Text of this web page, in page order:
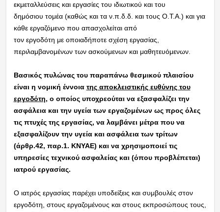
εκμεταλλεύσεις και εργασίες του ιδιωτικού και του
δημόσιου τομέα (καθώς και τα ν.π.δ.δ. και τους Ο.Τ.Α.) και για
κάθε εργαζόμενο που απασχολείται από
τον εργοδότη με οποιαδήποτε σχέση εργασίας,
περιλαμβανομένων των ασκούμενων και μαθητευόμενων.
Βασικός πυλώνας του παραπάνω θεσμικού πλαισίου
είναι η νομική έννοια της αποκλειστικής ευθύνης του
εργοδότη, ο οποίος υποχρεούται να εξασφαλίζει την
ασφάλεια και την υγεία των εργαζομένων ως προς όλες
τις πτυχές της εργασίας, να λαμβάνει μέτρα που να
εξασφαλίζουν την υγεία και ασφάλεια των τρίτων
(άρθρ.42, παρ.1. ΚΝΥΑΕ) και να χρησιμοποιεί τις
υπηρεσίες τεχνικού ασφαλείας και (όπου προβλέπεται)
ιατρού εργασίας.
Ο ιατρός εργασίας παρέχει υποδείξεις και συμβουλές στον
εργοδότη, στους εργαζομένους και στους εκπροσώπους τους,